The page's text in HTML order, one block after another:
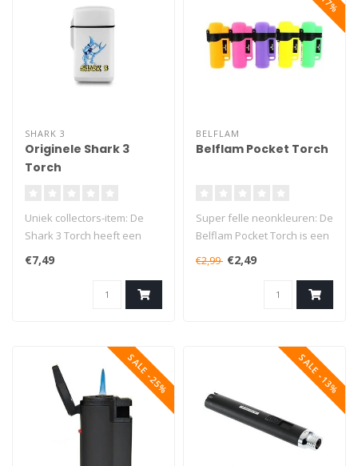
SHARK 3
Originele Shark 3
Torch
Uniek collectors-item: De
Shark 3 Torch heeft een
mooie bedrukking van de
bekend..
€7,49
BELFLAM
Belflam Pocket Torch
Super felle neonkleuren: De
Belflam Pocket Torch is een
top gasbrander voor het ..
€2,99 €2,49
SALE -25% SALE -13%